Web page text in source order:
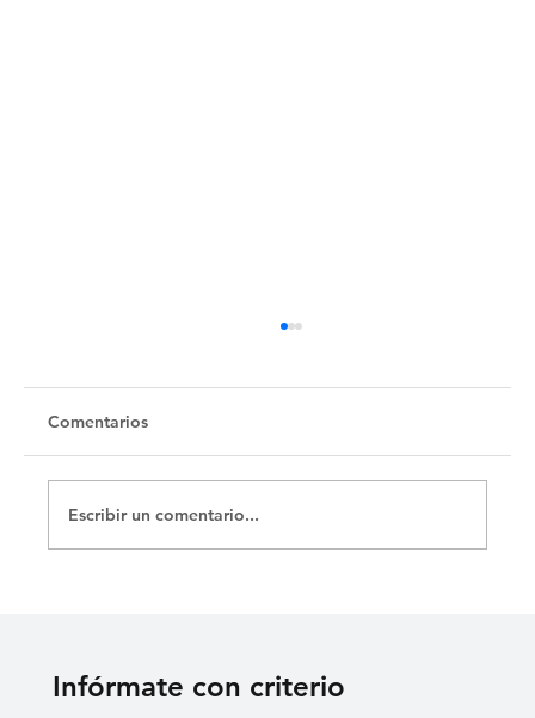
Comentarios
Escribir un comentario...
Infórmate con criterio